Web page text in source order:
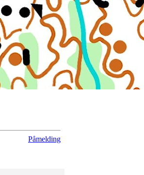
Påmelding